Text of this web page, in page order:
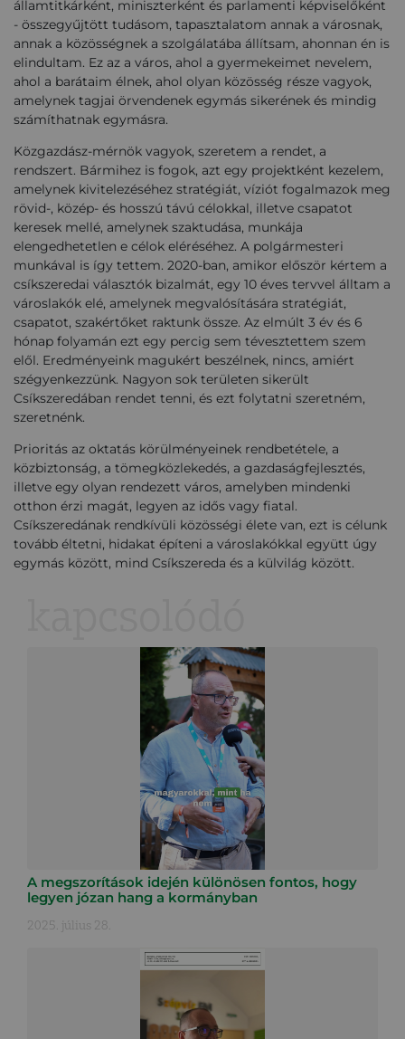
államtitkárként, miniszterként és parlamenti képviselőként
- összegyűjtött tudásom, tapasztalatom annak a városnak,
annak a közösségnek a szolgálatába állítsam, ahonnan én is
elindultam. Ez az a város, ahol a gyermekeimet nevelem,
ahol a barátaim élnek, ahol olyan közösség része vagyok,
amelynek tagjai örvendenek egymás sikerének és mindig
számíthatnak egymásra.
Közgazdász-mérnök vagyok, szeretem a rendet, a
rendszert. Bármihez is fogok, azt egy projektként kezelem,
amelynek kivitelezéséhez stratégiát, víziót fogalmazok meg
rövid-, közép- és hosszú távú célokkal, illetve csapatot
keresek mellé, amelynek szaktudása, munkája
elengedhetetlen e célok eléréséhez. A polgármesteri
munkával is így tettem. 2020-ban, amikor először kértem a
csíkszeredai választók bizalmát, egy 10 éves tervvel álltam a
városlakók elé, amelynek megvalósítására stratégiát,
csapatot, szakértőket raktunk össze. Az elmúlt 3 év és 6
hónap folyamán ezt egy percig sem tévesztettem szem
elől. Eredményeink magukért beszélnek, nincs, amiért
szégyenkezzünk. Nagyon sok területen sikerült
Csíkszeredában rendet tenni, és ezt folytatni szeretném,
szeretnénk.
Prioritás az oktatás körülményeinek rendbetétele, a
közbiztonság, a tömegközlekedés, a gazdaságfejlesztés,
illetve egy olyan rendezett város, amelyben mindenki
otthon érzi magát, legyen az idős vagy fiatal.
Csíkszeredának rendkívüli közösségi élete van, ezt is célunk
tovább éltetni, hidakat építeni a városlakókkal együtt úgy
egymás között, mind Csíkszereda és a külvilág között.
A megszorítások idején különösen fontos, hogy
legyen józan hang a kormányban
2025. július 28.